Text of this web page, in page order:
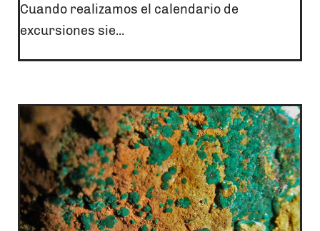
Cuando realizamos el calendario de
excursiones sie...